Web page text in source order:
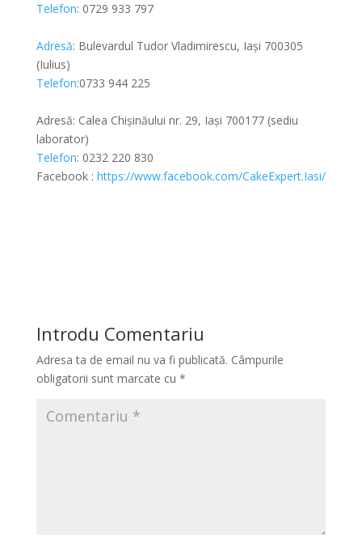
Telefon: 0729 933 797
Adresă: Bulevardul Tudor Vladimirescu, Iași 700305
(Iulius)
Telefon:0733 944 225
Adresă: Calea Chișinăului nr. 29, Iași 700177 (sediu
laborator)
Telefon: 0232 220 830
Facebook : https://www.facebook.com/CakeExpert.Iasi/
Introdu Comentariu
Adresa ta de email nu va fi publicată. Câmpurile
obligatorii sunt marcate cu *